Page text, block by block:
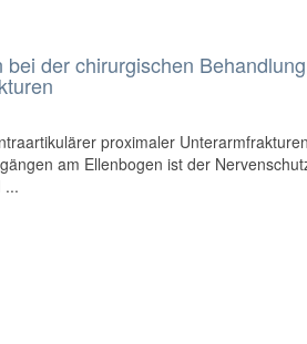
der chirurgischen
proximaler
am Ellenbogen ist der
...